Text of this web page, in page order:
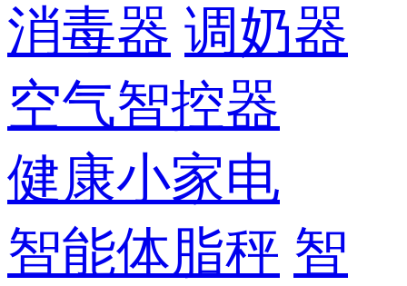
消毒器 调奶器
空气智控器
健康小家电
智能体脂秤 智